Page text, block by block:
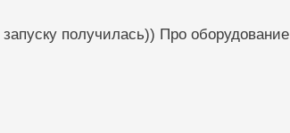
получилась)) Про оборудование